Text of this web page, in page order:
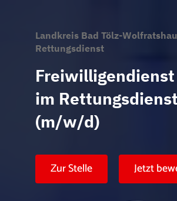
Landkreis Bad Tölz-
Rettungsdienst
Freiwilligendienst
im Rettungsdienst
(m/w/d)
Zur Stelle Jetzt